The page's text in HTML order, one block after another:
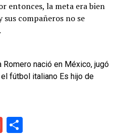
entonces, la meta era bien
sus compañeros no se
Romero nació en México, jugó
fútbol italiano Es hijo de
GmailShare